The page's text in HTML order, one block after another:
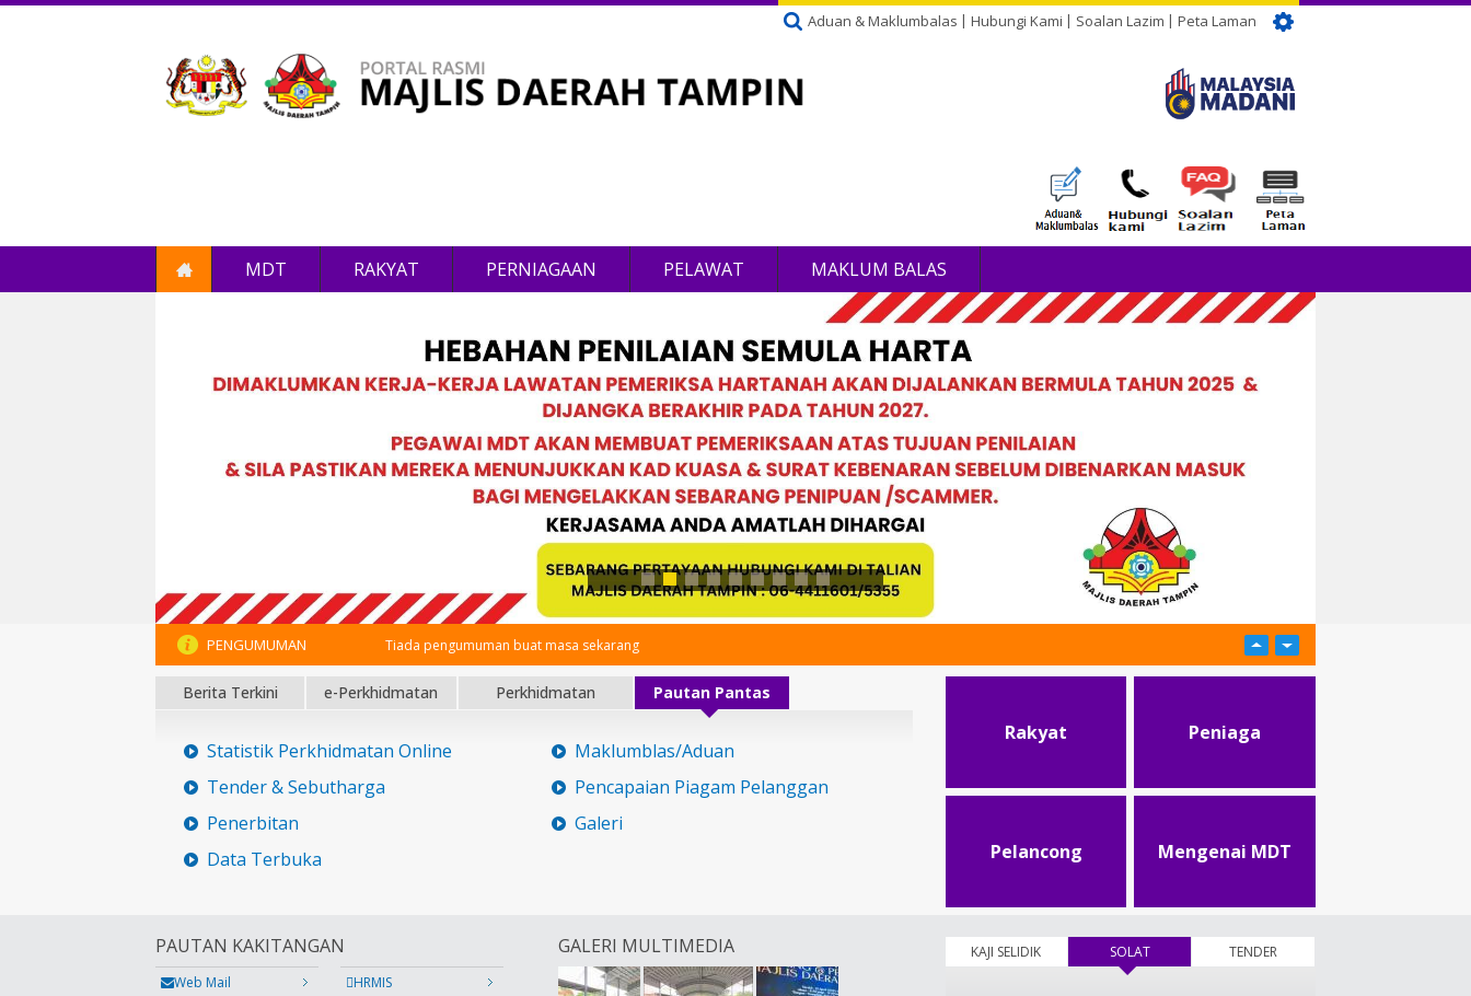
Aduan & Maklumbalas Hubungi Kami Soalan Lazim Peta Laman
MDT RAKYAT PERNIAGAAN PELAWAT MAKLUM BALAS
PENGUMUMAN Tiada pengumuman buat masa sekarang
Berita Terkini e-Perkhidmatan Perkhidmatan Pautan Pantas
Statistik Perkhidmatan Online
Tender & Sebutharga
Penerbitan
Data Terbuka
Maklumblas/Aduan
Pencapaian Piagam Pelanggan
Galeri
Rakyat Peniaga
Pelancong Mengenai MDT
PAUTAN KAKITANGAN
Web Mail
HRMIS
GALERI MULTIMEDIA KAJI SELIDIK SOLAT(tab aktif) TENDER